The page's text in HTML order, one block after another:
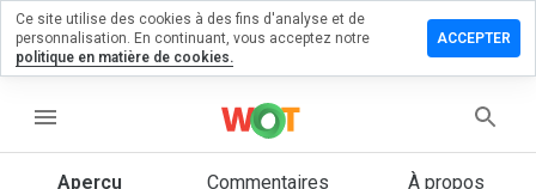
menu
Aperçu Commentaires À propos
un
Ce site utilise des cookies à des fins d'analyse et de
personnalisation. En continuant, vous acceptez notre
politique en matière de cookies.
ACCEPTER